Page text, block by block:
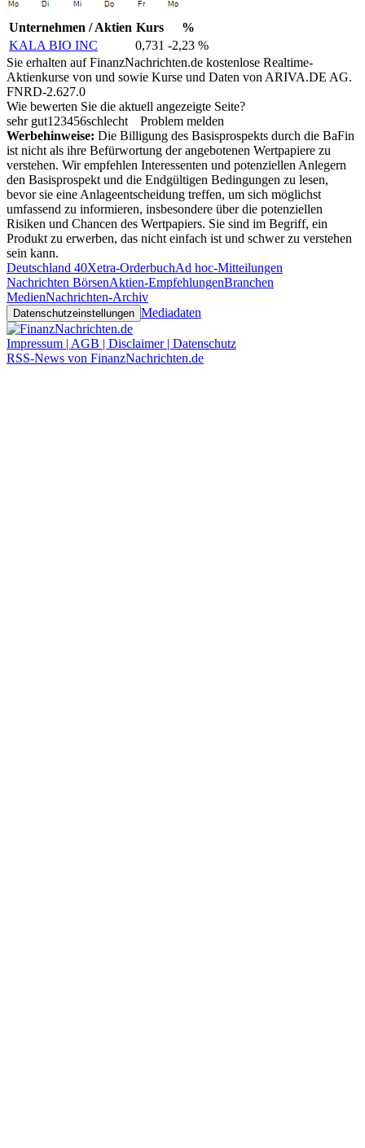
Unternehmen / Aktien Kurs
%
KALA BIO INC
0,731 -2,23 %
Sie erhalten auf FinanzNachrichten.de kostenlose Realtime-
Aktienkurse von und sowie Kurse und Daten von ARIVA.DE AG.
FNRD-2.627.0
Wie bewerten Sie die aktuell angezeigte Seite?
sehr gut1 23456schlecht
Problem melden
Werbehinweise: Die Billigung des Basisprospekts durch die BaFin
ist nicht als ihre Befürwortung der angebotenen Wertpapiere zu
verstehen. Wir empfehlen Interessenten und potenziellen Anlegern
den Basisprospekt und die Endgültigen Bedingungen zu lesen,
bevor sie eine Anlageentscheidung treffen, um sich möglichst
umfassend zu informieren, insbesondere über die potenziellen
Risiken und Chancen des Wertpapiers. Sie sind im Begriff, ein
Produkt zu erwerben, das nicht einfach ist und schwer zu verstehen
sein kann.
Deutschland 40Xetra-OrderbuchAd hoc-Mitteilungen
Nachrichten BörsenAktien-EmpfehlungenBranchen
MedienNachrichten-Archiv
Datenschutzeinstellungen Mediadaten
Impressum | AGB | Disclaimer | Datenschutz
RSS-News von FinanzNachrichten.de